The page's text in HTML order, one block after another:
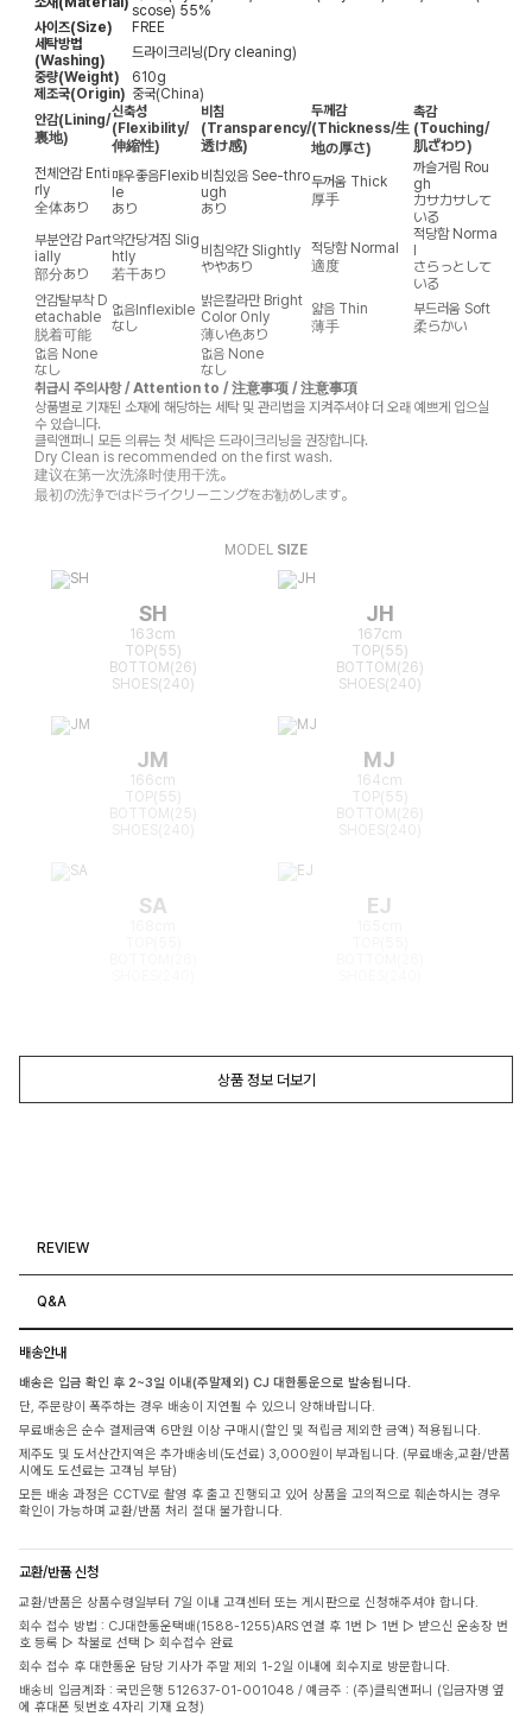
scose) 55%
사이즈(Size)
FREE
세탁방법
(Washing)
드라이크리닝(Dry cleaning)
중량(Weight)
610g
제조국(Origin) 중국(China)
안감(Lining/
裏地)
신축성
(Flexibility/
伸縮性)
비침
(Transparency/
透け感)
두께감
(Thickness/生
地の厚さ)
촉감
(Touching/
肌ざわり)
전체안감 Enti
rly
全体あり
매우좋음Flexib
le
あり
비침있음 See-thro
ugh
あり
두꺼움 Thick
厚手
까슬거림 Rou
gh
カサカサして
いる
부분안감 Part
ially
部分あり
약간당겨짐 Slig
htly
若干あり
비침약간 Slightly
ややあり
적당함 Normal
適度
적당함 Norma
さらっとして
いる
안감탈부착 D
etachable
脱着可能
없음 Inflexible
なし
밝은칼라만 Bright
Color Only
薄い色あり
얇음 Thin
薄手
부드러움 Soft
柔らかい
없음 None
なし
없음 None
なし
취급시 주의사항 / Attention to / 注意事项 / 注意事項
상품별로 기재된 소재에 해당하는 세탁 및 관리법을 지켜주셔야 더 오래 예쁘게 입으실
수 있습니다.
클릭앤퍼니 모든 의류는 첫 세탁은 드라이크리닝을 권장합니다.
Dry Clean is recommended on the first wash.
建议在第一次洗涤时使用干洗。
最初の洗浄ではドライクリーニングをお勧めします。
MODEL SIZE
SH
163cm
TOP(55)
BOTTOM(26)
SHOES(240)
JH
167cm
TOP(55)
BOTTOM(26)
SHOES(240)
JM
166cm
TOP(55)
BOTTOM(25)
MJ
164cm
TOP(55)
BOTTOM(26)
SA EJ
상품 정보 더보기
REVIEW
Q&A
배송안내
배송은 입금 확인 후 2~3일 이내(주말제외) CJ 대한통운으로 발송됩니다.
단, 주문량이 폭주하는 경우 배송이 지연될 수 있으니 양해바랍니다.
무료배송은 순수 결제금액 6만원 이상 구매시(할인 및 적립금 제외한 금액) 적용됩니다.
제주도 및 도서산간지역은 추가배송비(도선료) 3,000원이 부과됩니다. (무료배송,교환/반품
시에도 도선료는 고객님 부담)
모든 배송 과정은 CCTV로 촬영 후 출고 진행되고 있어 상품을 고의적으로 훼손하시는 경우
확인이 가능하며 교환/반품 처리 절대 불가합니다.
교환/반품 신청
교환/반품은 상품수령일부터 7일 이내 고객센터 또는 게시판으로 신청해주셔야 합니다.
회수 접수 방법 : CJ대한통운택배(1588-1255)ARS 연결 후 1번 ▷ 1번 ▷ 받으신 운송장 번
호 등록 ▷ 착불로 선택 ▷ 회수접수 완료
회수 접수 후 대한통운 담당 기사가 주말 제외 1-2일 이내에 회수지로 방문합니다.
배송비 입금계좌 : 국민은행 512637-01-001048 / 예금주 : (주)클릭앤퍼니 (입금자명 옆
에 휴대폰 뒷번호 4자리 기재 요청)